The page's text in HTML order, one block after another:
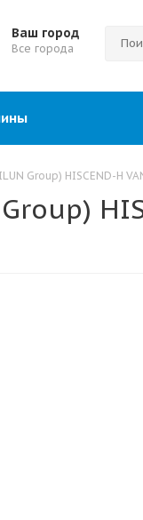
Ваш город
Все города
Group) HISCEND-H